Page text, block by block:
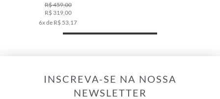
R$ 459,00
R$ 319,00
6x de R$ 53,17
INSCREVA-SE NA NOSSA
NEWSLETTER